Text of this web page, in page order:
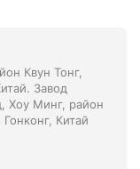
Квун Тонг,
Завод
Хоу Минг, район
Китай